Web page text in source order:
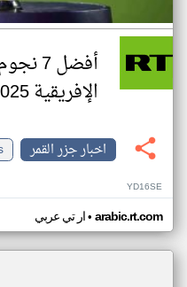
أفضل
الإفريقية 2025
اخبار جزر القمر
YD16SE
ار تي عربي• arabic.rt.com